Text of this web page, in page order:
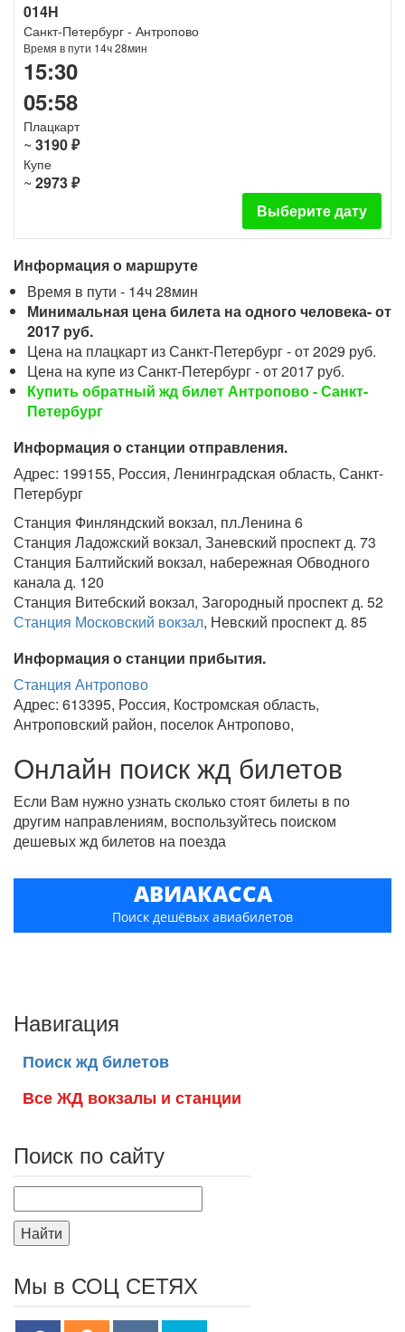
014Н
Санкт-Петербург - Антропово
Время в пути 14ч 28мин
15:30
05:58
Плацкарт
~ 3190 ₽
Купе
~ 2973 ₽
Выберите дату
Информация о маршруте
Время в пути - 14ч 28мин
Минимальная цена билета на одного человека- от
2017 руб.
Цена на плацкарт из Санкт-Петербург - от 2029 руб.
Цена на купе из Санкт-Петербург - от 2017 руб.
Купить обратный жд билет Антропово - Санкт-
Петербург
Информация о станции отправления.
Адрес: 199155, Россия, Ленинградская область, Санкт-
Петербург
Станция Финляндский вокзал, пл.Ленина 6
Станция Ладожский вокзал, Заневский проспект д. 73
Станция Балтийский вокзал, набережная Обводного
канала д. 120
Станция Витебский вокзал, Загородный проспект д. 52
Станция Московский вокзал, Невский проспект д. 85
Информация о станции прибытия.
Станция Антропово
Адрес: 613395, Россия, Костромская область,
Антроповский район, поселок Антропово,
Онлайн поиск жд билетов
Если Вам нужно узнать сколько стоят билеты в по
другим направлениям, воспользуйтесь поиском
дешевых жд билетов на поезда
АВИАКАССА
Поиск дешёвых авиабилетов
Навигация
Поиск жд билетов
Все ЖД вокзалы и станции
Поиск по сайту
Найти
Мы в СОЦ СЕТЯХ